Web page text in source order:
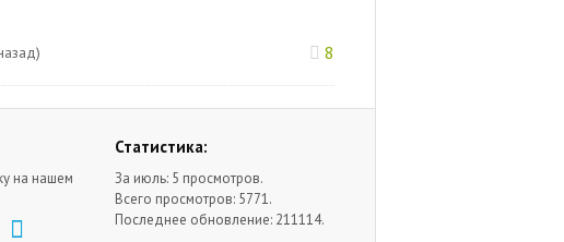
8
на нашем
Статистика:
За июль: 5 просмотров.
Всего просмотров: 5771.
Последнее обновление: 211114.